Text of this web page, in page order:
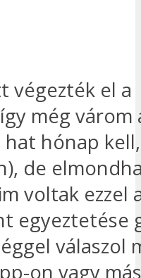
végezték el a
még várom
hónap
de
voltak ezzel
egyeztetése
válaszol
on vagy más